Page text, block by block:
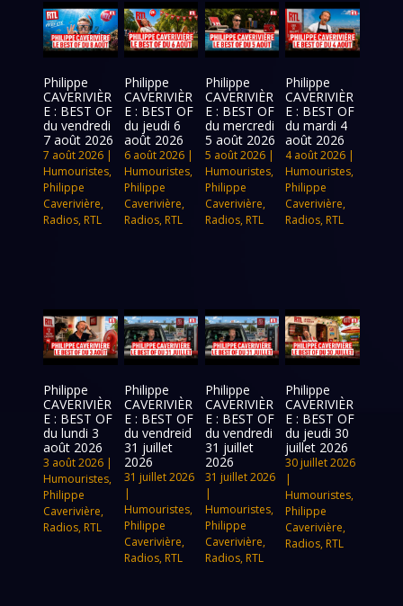
Philippe
CAVERIVIÈR
E : BEST OF
du vendredi
7 août 2026
7 août 2026 |
Humouristes,
Philippe
Caverivière,
Radios, RTL
Philippe
CAVERIVIÈR
E : BEST OF
du jeudi 6
août 2026
6 août 2026|
Humouristes,
Philippe
Caverivière,
Radios, RTL
Philippe
CAVERIVIÈR
E : BEST OF
du mercredi
5 août 2026
5 août 2026|
Humouristes,
Philippe
Caverivière,
Radios, RTL
Philippe
CAVERIVIÈR
E : BEST OF
du mardi 4
août 2026
4 août 2026 |
Humouristes,
Philippe
Caverivière,
Radios, RTL
Philippe
CAVERIVIÈR
E : BEST OF
du lundi 3
août 2026
3 août 2026 |
Humouristes,
Philippe
Caverivière,
Radios, RTL
Philippe
CAVERIVIÈR
E : BEST OF
du vendreid
31 juillet
2026
31 juillet 2026
|
Humouristes,
Philippe
Caverivière,
Radios, RTL
Philippe
CAVERIVIÈR
E : BEST OF
du vendredi
31 juillet
2026
31 juillet 2026
|
Humouristes,
Philippe
Caverivière,
Radios, RTL
Philippe
CAVERIVIÈR
E : BEST OF
du jeudi 30
juillet 2026
30 juillet 2026
|
Humouristes,
Philippe
Caverivière,
Radios, RTL